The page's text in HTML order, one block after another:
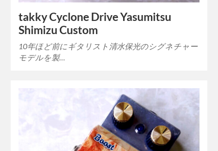
takky Cyclone Drive Yasumitsu
Shimizu Custom
10年ほど前にギタリスト清水保光のシグネチャー
モデルを製…